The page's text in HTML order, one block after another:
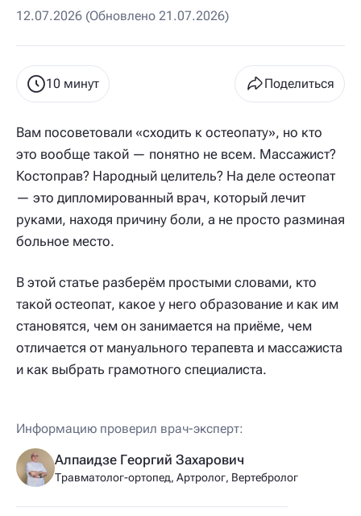
12.07.2026 (Обновлено 21.07.2026)
10 минут Поделиться
Вам посоветовали «сходить к остеопату», но кто
это вообще такой — понятно не всем. Массажист?
Костоправ? Народный целитель? На деле остеопат
— это дипломированный врач, который лечит
руками, находя причину боли, а не просто разминая
больное место.
В этой статье разберём простыми словами, кто
такой остеопат, какое у него образование и как им
становятся, чем он занимается на приёме, чем
отличается от мануального терапевта и массажиста
и как выбрать грамотного специалиста.
Информацию проверил врач-эксперт:
Алпаидзе Георгий Захарович
Травматолог-ортопед, Артролог, Вертебролог